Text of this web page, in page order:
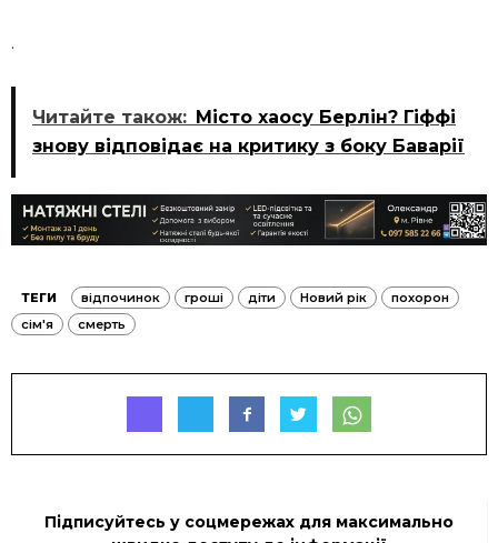
.
Читайте також: Місто хаосу Берлін? Гіффі
знову відповідає на критику з боку Баварії
ТЕГИ відпочинок гроші діти Новий рік
похорон
сім'я
смерть
Підписуйтесь у соцмережах для максимально